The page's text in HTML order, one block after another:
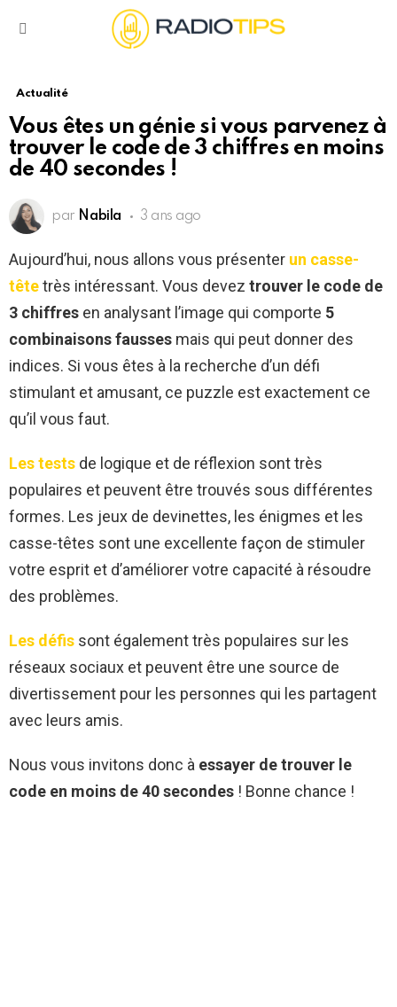
Actualité
Vous êtes un génie si vous parvenez à
trouver le code de 3 chiffres en moins
de 40 secondes !
par Nabila 3 ans ago
Aujourd’hui, nous allons vous présenter un casse-
têtetrès intéressant. Vous devez trouver le code de
3 chiffres en analysant l’image qui comporte 5
combinaisons fausses mais qui peut donner des
indices. Si vous êtes à la recherche d’un défi
stimulant et amusant, ce puzzle est exactement ce
qu’il vous faut.
Les tests de logique et de réflexion sont très
populaires et peuvent être trouvés sous différentes
formes. Les jeux de devinettes, les énigmes et les
casse-têtes sont une excellente façon de stimuler
votre esprit et d’améliorer votre capacité à résoudre
des problèmes.
Les défis sont également très populaires sur les
réseaux sociaux et peuvent être une source de
divertissement pour les personnes qui les partagent
avec leurs amis.
Nous vous invitons donc à essayer de trouver le
code en moins de 40 secondes ! Bonne chance !